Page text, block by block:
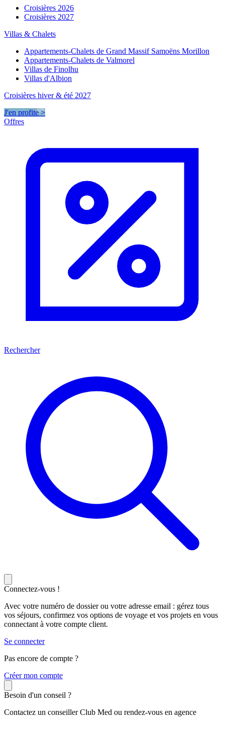
Croisières 2026
Croisières 2027
Villas & Chalets
Appartements-Chalets de Grand Massif Samoëns Morillon
Appartements-Chalets de Valmorel
Villas de Finolhu
Villas d'Albion
Croisières hiver & été 2027
J'en profite >
Offres
Rechercher
Connectez-vous !
Avec votre numéro de dossier ou votre adresse email : gérez tous
vos séjours, confirmez vos options de voyage et vos projets en vous
connectant à votre compte client.
Se connecter
Pas encore de compte ?
Créer mon compte
Besoin d'un conseil ?
Contactez un conseiller Club Med ou rendez-vous en agence